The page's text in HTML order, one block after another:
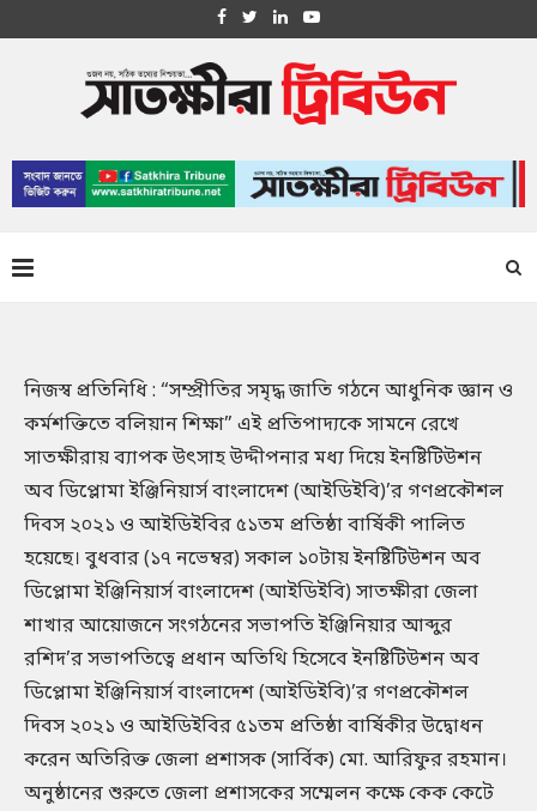
নিজস্ব প্রতিনিধি : “সম্প্রীতির সমৃদ্ধ জাতি গঠনে আধুনিক জ্ঞান ও
কর্মশক্তিতে বলিয়ান শিক্ষা” এই প্রতিপাদ্যকে সামনে রেখে
সাতক্ষীরায় ব্যাপক উৎসাহ উদ্দীপনার মধ্য দিয়ে ইনষ্টিটিউশন
অব ডিপ্লোমা ইঞ্জিনিয়ার্স বাংলাদেশ (আইডিইবি)’র গণপ্রকৌশল
দিবস ২০২১ ও আইডিইবির ৫১তম প্রতিষ্ঠা বার্ষিকী পালিত
হয়েছে। বুধবার (১৭ নভেম্বর) সকাল ১০টায় ইনষ্টিটিউশন অব
ডিপ্লোমা ইঞ্জিনিয়ার্স বাংলাদেশ (আইডিইবি) সাতক্ষীরা জেলা
শাখার আয়োজনে সংগঠনের সভাপতি ইঞ্জিনিয়ার আব্দুর
রশিদ’র সভাপতিত্বে প্রধান অতিথি হিসেবে ইনষ্টিটিউশন অব
ডিপ্লোমা ইঞ্জিনিয়ার্স বাংলাদেশ (আইডিইবি)’র গণপ্রকৌশল
দিবস ২০২১ ও আইডিইবির ৫১তম প্রতিষ্ঠা বার্ষিকীর উদ্বোধন
করেন অতিরিক্ত জেলা প্রশাসক (সার্বিক) মো. আরিফুর রহমান।
অনুষ্ঠানের শুরুতে জেলা প্রশাসকের সম্মেলন কক্ষে কেক কেটে